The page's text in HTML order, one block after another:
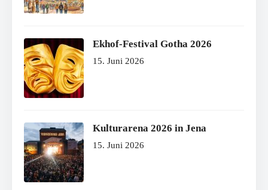
Ekhof-Festival Gotha 2026
15. Juni 2026
Kulturarena 2026 in Jena
15. Juni 2026